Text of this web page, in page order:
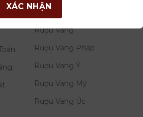
RƯỢU
Rượu Vang
Rượu Vang Pháp
Rượu Vang Ý
Rượu Vang Mỹ
Rượu Vang Úc
XÁC NHẬN